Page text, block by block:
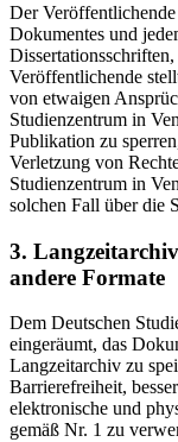
Der
Dokumentes und
Veröffentlichende
von etwaigen
Studienzentrum in
Publikation zu
Verletzung von
Studienzentrum in
solchen Fall über die
3.
andere Formate
Dem Deutschen
eingeräumt, das
Langzeitarchiv zu
Barrierefreiheit,
elektronische und
gemäß Nr. 1 zu